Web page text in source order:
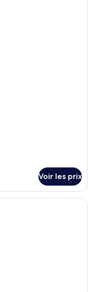
Voir les prix